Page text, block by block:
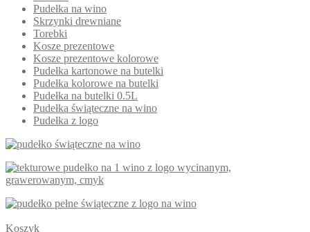
Pudełka na wino
Skrzynki drewniane
Torebki
Kosze prezentowe
Kosze prezentowe kolorowe
Pudełka kartonowe na butelki
Pudełka kolorowe na butelki
Pudełka na butelki 0.5L
Pudełka świąteczne na wino
Pudełka z logo
Koszyk